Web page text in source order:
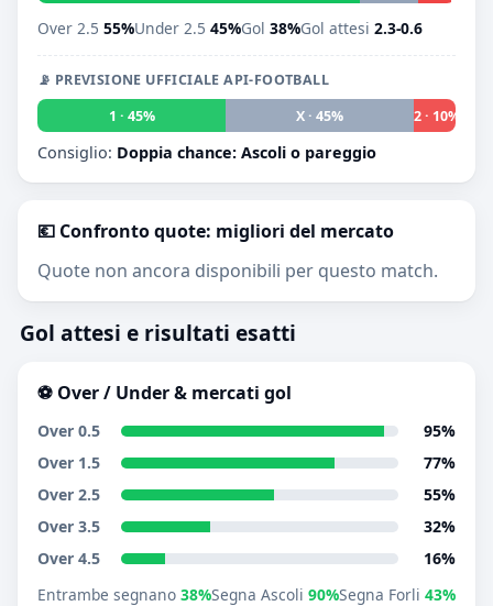
Over 2.5 55%Under 2.5 45%Gol 38%Gol attesi 2.3-0.6
📡 PREVISIONE UFFICIALE API-FOOTBALL
1 · 45%
X · 45% 2 · 10%
Consiglio: Doppia chance: Ascoli o pareggio
💶 Confronto quote: migliori del mercato
Quote non ancora disponibili per questo match.
Gol attesi e risultati esatti
⚽ Over / Under & mercati gol
Over 0.5
95%
Over 1.5
77%
Over 2.5
55%
Over 3.5
32%
Over 4.5
16%
Entrambe segnano 38%Segna Ascoli 90%Segna Forli 43%